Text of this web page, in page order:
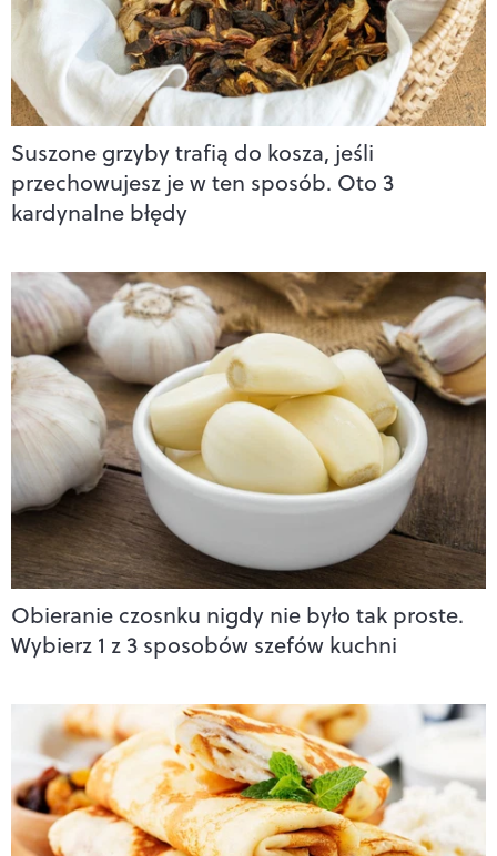
Suszone grzyby trafią do kosza, jeśli
przechowujesz je w ten sposób. Oto 3
kardynalne błędy
Obieranie czosnku nigdy nie było tak proste.
Wybierz 1 z 3 sposobów szefów kuchni